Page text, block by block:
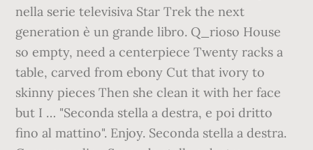
nella serie televisiva Star Trek the next
generation è un grande libro. Q_rioso House
so empty, need a centerpiece Twenty racks a
table, carved from ebony Cut that ivory to
skinny pieces Then she clean it with her face
but I … "Seconda stella a destra, e poi dritto
fino al mattino". Enjoy. Seconda stella a destra.